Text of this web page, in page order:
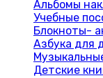
Альбомы
Учебные
Блокноты-
Азбука для
Детские